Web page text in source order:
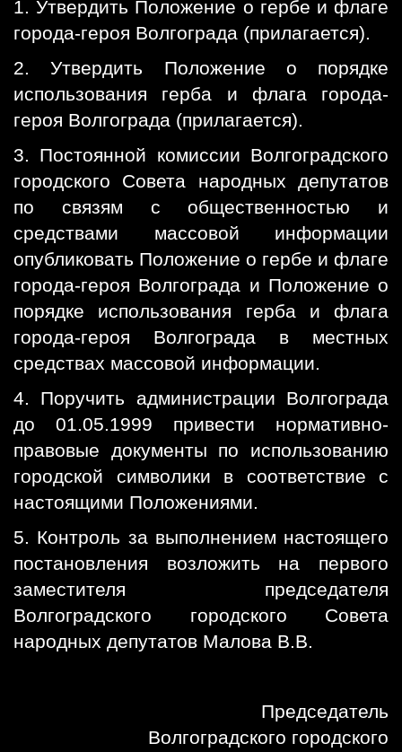
1. Утвердить Положение о гербе и флаге
города-героя Волгограда (прилагается).
2. Утвердить Положение о порядке
использования герба и флага города-
героя Волгограда (прилагается).
3. Постоянной комиссии Волгоградского
городского Совета народных депутатов
по связям с общественностью и
средствами массовой информации
опубликовать Положение о гербе и флаге
города-героя Волгограда и Положение о
порядке использования герба и флага
города-героя Волгограда в местных
средствах массовой информации.
4. Поручить администрации Волгограда
до 01.05.1999 привести нормативно-
правовые документы по использованию
городской символики в соответствие с
настоящими Положениями.
5. Контроль за выполнением настоящего
постановления возложить на первого
заместителя председателя
Волгоградского городского Совета
народных депутатов Малова В.В.
Председатель
Волгоградского городского